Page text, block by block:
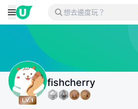
fishcherry